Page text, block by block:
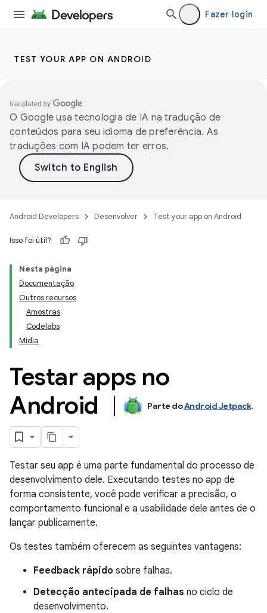
Fazer login
TEST YOUR APP ON ANDROID
O Google usa tecnologia de IA na tradução de
conteúdos para seu idioma de preferência. As
traduções com IA podem ter erros.
Android Developers Desenvolver Test your app on Android
Isso foi útil?
Nesta página
Documentação
Outros recursos
Amostras
Codelabs
Mídia
Testar apps no
Android
Parte doAndroid Jetpack.
Testar seu app é uma parte fundamental do processo de
desenvolvimento dele. Executando testes no app de
forma consistente, você pode verificar a precisão, o
comportamento funcional e a usabilidade dele antes de o
lançar publicamente.
Os testes também oferecem as seguintes vantagens:
Feedback rápido sobre falhas.
Detecção antecipada de falhas no ciclo de
desenvolvimento.